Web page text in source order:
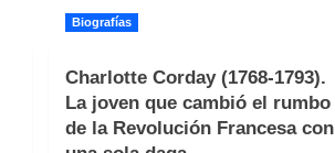
Biografías
Charlotte Corday (1768-1793).
La joven que cambió el rumbo
de la Revolución Francesa con